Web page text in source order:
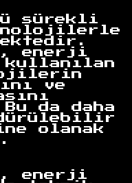
sürekli
enerji
ve
da daha
olanak
enerji